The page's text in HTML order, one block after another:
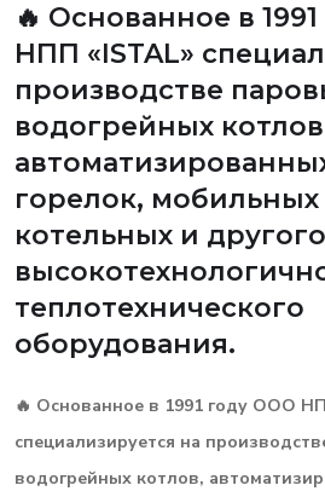
🔥 Основанное в
НПП «ISTAL»
производстве
водогрейных
горелок,
котельных и другого
теплотехнического
оборудования.
🔥 Основанное в 1991 году ООО
специализируется на
водогрейных котлов,